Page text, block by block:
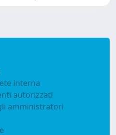
interna
autorizzati
amministratori